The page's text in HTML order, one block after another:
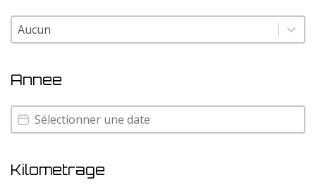
Couleur
Couleur
Annee
Annee
Annee
Kilometrage